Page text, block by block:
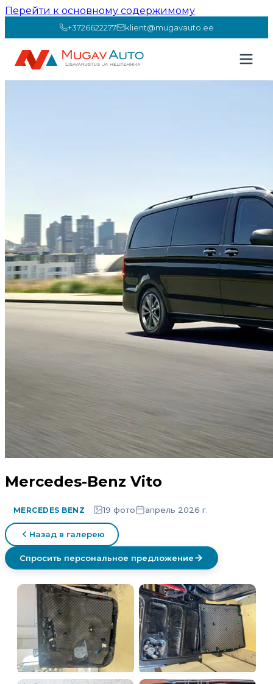
Перейти к основному содержимому
+3726622277 klient@mugavauto.ee
Mercedes-Benz Vito
MERCEDES BENZ 19 фото апрель 2026 г.
Назад в галерею
Спросить персональное предложение